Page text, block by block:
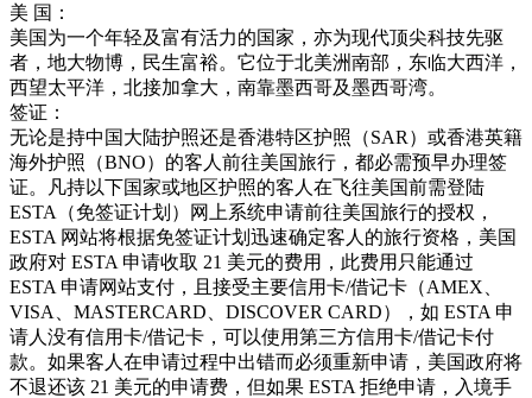
美 国：
美国为一个年轻及富有活力的国家，亦为现代顶尖科技先驱
者，地大物博，民生富裕。它位于北美洲南部，东临大西洋，
西望太平洋，北接加拿大，南靠墨西哥及墨西哥湾。
签证：
无论是持中国大陆护照还是香港特区护照（SAR）或香港英籍
海外护照（BNO）的客人前往美国旅行，都必需预早办理签
证。凡持以下国家或地区护照的客人在飞往美国前需登陆
ESTA（免签证计划）网上系统申请前往美国旅行的授权，
ESTA 网站将根据免签证计划迅速确定客人的旅行资格，美国
政府对 ESTA 申请收取 21 美元的费用，此费用只能通过
ESTA 申请网站支付，且接受主要信用卡/借记卡（AMEX、
VISA、MASTERCARD、DISCOVER CARD），如 ESTA 申
请人没有信用卡/借记卡，可以使用第三方信用卡/借记卡付
款。如果客人在申请过程中出错而必须重新申请，美国政府将
不退还该 21 美元的申请费，但如果 ESTA 拒绝申请，入境手